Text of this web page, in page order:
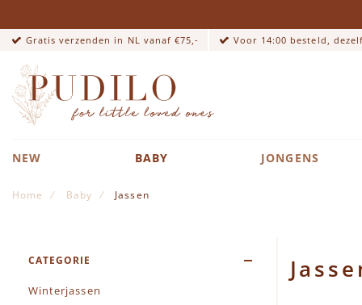
Gratis verzenden in NL vanaf €75,- Voor 14:00 besteld,
NEW BABY JONGENS
Home Baby Jassen
CATEGORIE
Winterjassen